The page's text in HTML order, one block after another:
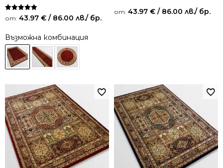
Оценено на
5.00
от: 43.97 € / 86.00 лв./ бр.
Възможна комбинация
от: 43.97 € / 86.00 лв./ бр.